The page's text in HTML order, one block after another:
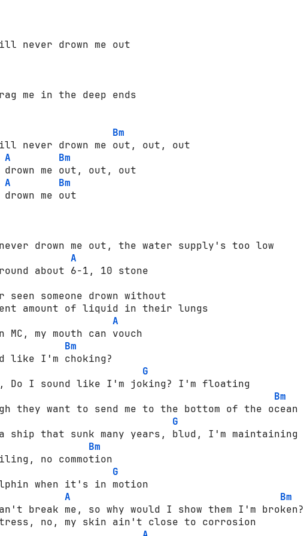
Bm
never drown me out, out, out
A
Bm
drown me out, out, out
A
Bm
me out
A
about 6-1, 10 stone
A
MC, my mouth can vouch
Bm
like I'm choking?
G
Do I sound like I'm joking? I'm floating
Bm
they want to send me to the bottom of the ocean
G
Bm
no commotion
G
when it's in motion
A
Bm
break me, so why would I show them I'm broken?